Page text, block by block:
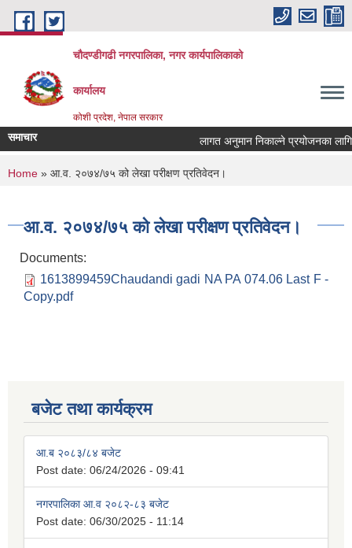
Skip to main content
चौदण्डीगढी नगरपालिका, नगर कार्यपालिकाको
कार्यालय
कोशी प्रदेश, नेपाल सरकार
समाचार लागत अनुमान निकाल्ने प्रयोजनका लागि
You are here
Home » आ.व. २०७४/७५ को लेखा परीक्षण प्रतिवेदन।
आ.व. २०७४/७५ को लेखा परीक्षण प्रतिवेदन।
Documents:
1613899459Chaudandi gadi NA PA 074.06 Last F -
Copy.pdf
बजेट तथा कार्यक्रम
आ.ब २०८३/८४ बजेट
Post date: 06/24/2026 - 09:41
नगरपालिका आ.व २०८२-८३ बजेट
Post date: 06/30/2025 - 11:14